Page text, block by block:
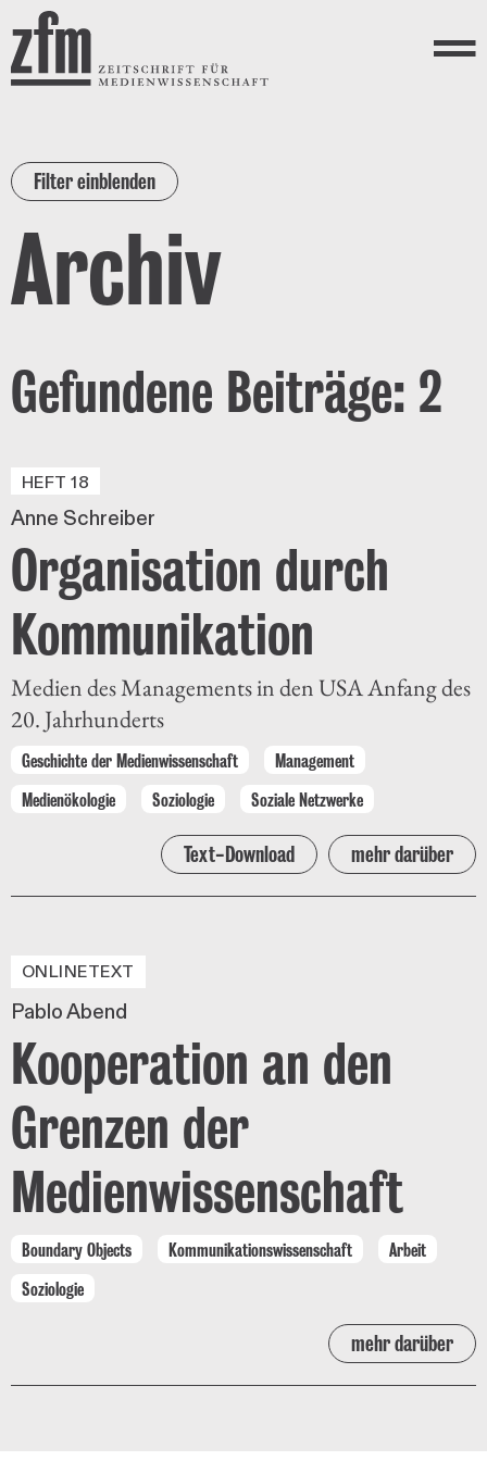
Direkt zum Inhalt
ZEITSCHRIFT FÜR
MEDIENWISSENSCHAFT
Menü
Filter einblenden
Archiv
Gefundene Beiträge: 2
HEFT 18
Anne Schreiber
Organisation durch
Kommunikation
Medien des Managements in den USA Anfang des
20. Jahrhunderts
Geschichte der Medienwissenschaft
Management
Medienökologie
Soziologie Soziale Netzwerke
Text-Download mehr darüber
ONLINETEXT
Pablo Abend
Kooperation an den
Grenzen der
Medienwissenschaft
Boundary Objects Kommunikationswissenschaft
Arbeit
Soziologie
mehr darüber